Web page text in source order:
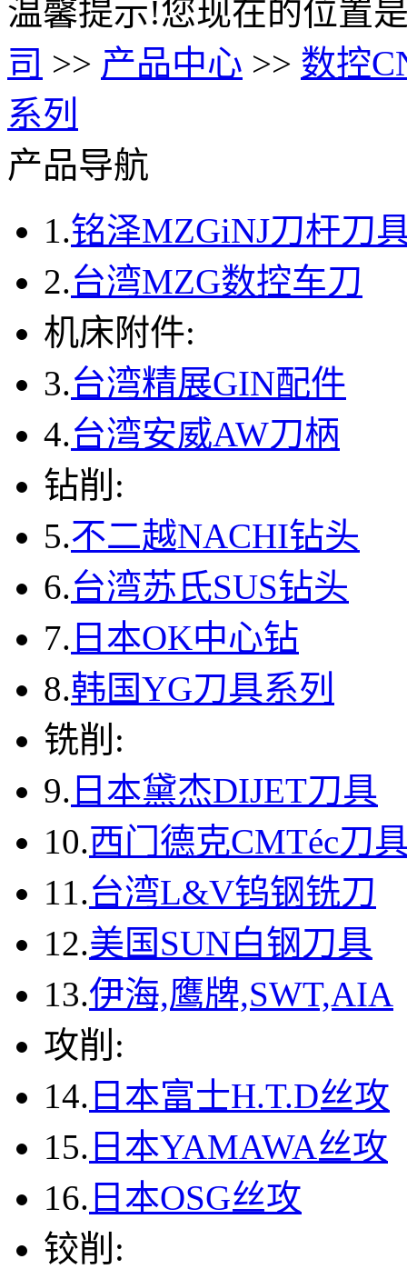
温馨提示!您现在的位置
司 >> 产品中心 >> 数控
系列
产品导航
1.铭泽MZGiNJ刀杆刀
2.台湾MZG数控车刀
机床附件:
3.台湾精展GIN配件
4.台湾安威AW刀柄
钻削:
5.不二越NACHI钻头
6.台湾苏氏SUS钻头
7. 日本OK中心钻
8.韩国YG刀具系列
铣削:
9. 日本黛杰DIJET刀具
10.西门德克CMTéc刀
11.台湾L&V钨钢铣刀
12.美国SUN白钢刀具
13.伊海,鹰牌,SWT,AIA
攻削:
14. 日本富士H.T.D丝攻
15. 日本YAMAWA丝攻
16. 日本OSG丝攻
铰削: